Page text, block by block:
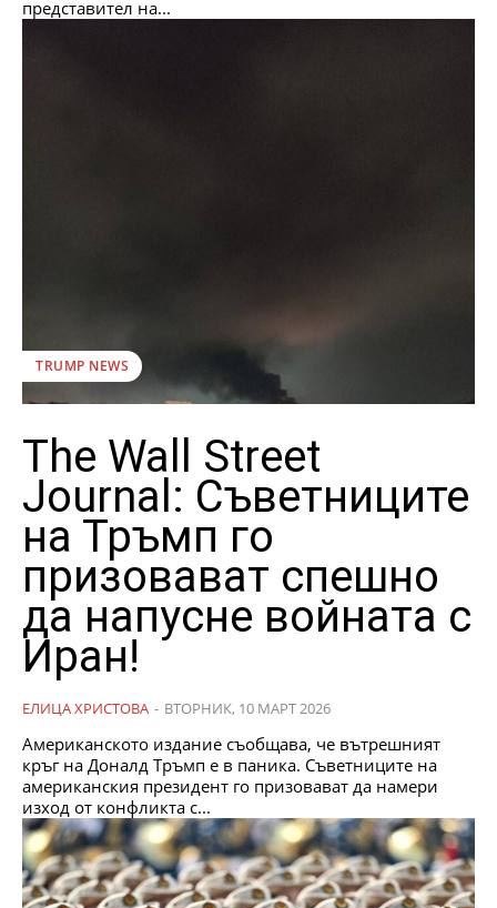
представител на...
TRUMP NEWS
The Wall Street
Journal: Съветниците
на Тръмп го
призовават спешно
да напусне войната с
Иран!
ЕЛИЦА ХРИСТОВА - ВТОРНИК, 10 МАРТ 2026
Американското издание съобщава, че вътрешният
кръг на Доналд Тръмп е в паника. Съветниците на
американския президент го призовават да намери
изход от конфликта с...